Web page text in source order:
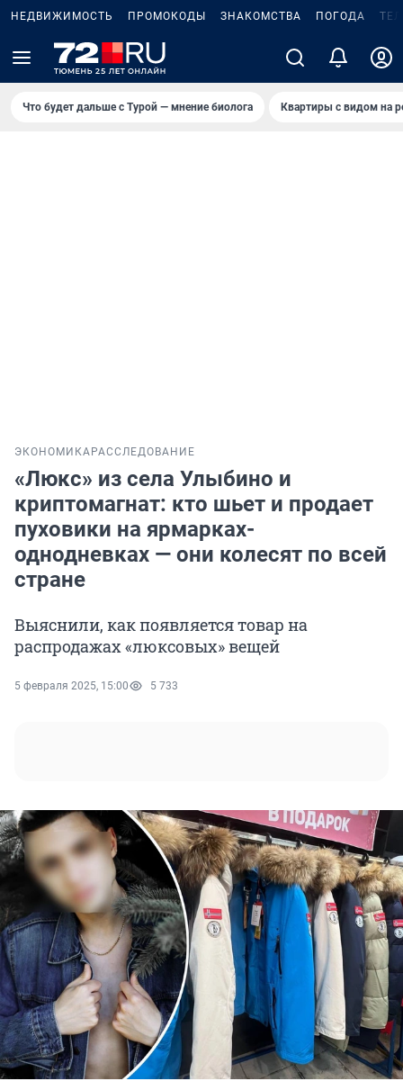
НЕДВИЖИМОСТЬ ПРОМОКОДЫ ЗНАКОМСТВА ПОГОДА
Что будет дальше с Турой — мнение биолога Квартиры с видом на
ЭКОНОМИКА РАССЛЕДОВАНИЕ
«Люкс» из села Улыбино и
криптомагнат: кто шьет и продает
пуховики на ярмарках-
однодневках — они колесят по всей
стране
Выяснили, как появляется товар на
распродажах «люксовых» вещей
5 февраля 2025, 15:00 5 733